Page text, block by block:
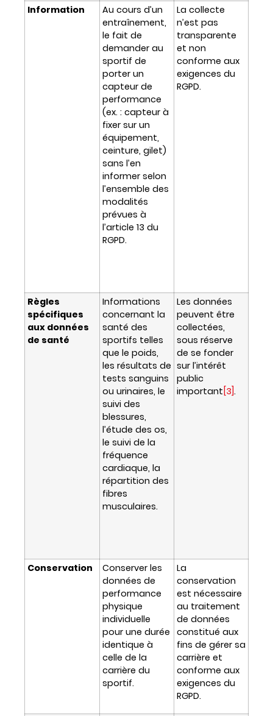
Information
Au cours d’un
entraînement,
le fait de
demander au
sportif de
porter un
capteur de
performance
(ex. : capteur à
fixer sur un
équipement,
ceinture, gilet)
sans l’en
informer selon
l’ensemble des
modalités
prévues à
l’article 13 du
RGPD.
La collecte
n’est pas
transparente
et non
conforme aux
exigences du
RGPD.
Règles
spécifiques
aux données
de santé
Informations
concernant la
santé des
sportifs telles
que le poids,
les résultats de
tests sanguins
ou urinaires, le
suivi des
blessures,
l’étude des os,
le suivi de la
fréquence
cardiaque, la
répartition des
fibres
musculaires.
Les données
peuvent être
collectées,
sous réserve
de se fonder
sur l’intérêt
public
important [3] .
Conservation
Conserver les
données de
performance
physique
individuelle
pour une durée
identique à
celle de la
carrière du
sportif.
La
conservation
est nécessaire
au traitement
de données
constitué aux
fins de gérer sa
carrière et
conforme aux
exigences du
RGPD.